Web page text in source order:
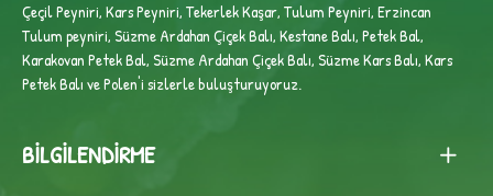
Çeçil Peyniri, Kars Peyniri, Tekerlek Kaşar, Tulum Peyniri, Erzincan
Tulum peyniri,Süzme Ardahan Çiçek Balı, Kestane Balı, Petek Bal,
Karakovan Petek Bal, Süzme Ardahan Çiçek Balı, Süzme Kars Balı, Kars
Petek Balı ve Polen'i sizlerle buluşturuyoruz.
BILGILENDIRME